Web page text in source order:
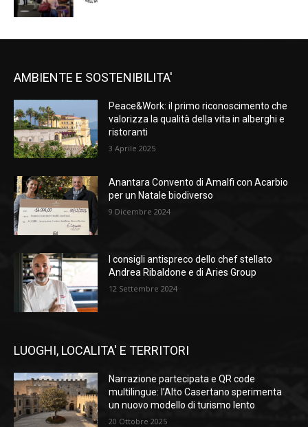
AMBIENTE E SOSTENIBILITA'
Peace&Work: il primo riconoscimento che
valorizza la qualità della vita in alberghi e
ristoranti
3 Aprile 2025
Anantara Convento di Amalfi con Acarbio
per un Natale biodiverso
9 Dicembre 2024
I consigli antispreco dello chef stellato
Andrea Ribaldone e di Aries Group
12 Settembre 2024
LUOGHI, LOCALITA' E TERRITORI
Narrazione partecipata e QR code
multilingue: l’Alto Casertano sperimenta
un nuovo modello di turismo lento
20 Ottobre 2025